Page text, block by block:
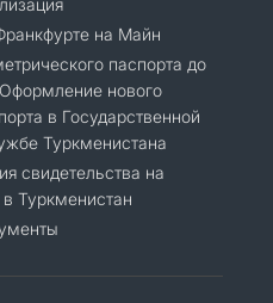
на Майн
паспорта до
нового
в Государственной
Туркменистана
свидетельства на
Туркменистан